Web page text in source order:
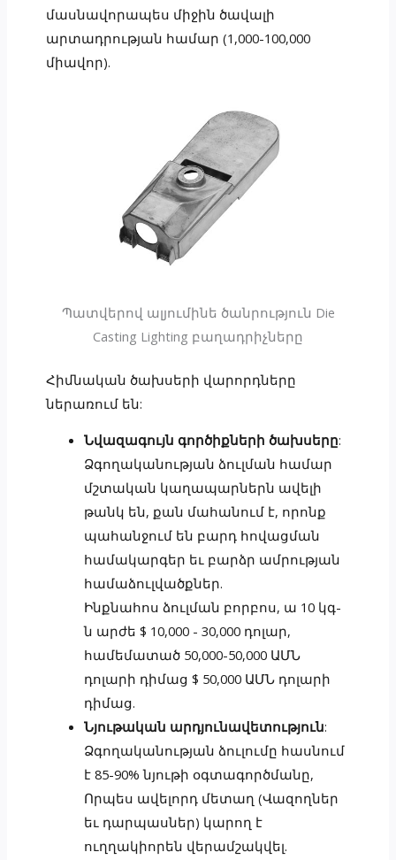
մասնավորապես միջին ծավալի
արտադրության համար (1,000-100,000
միավոր).
Պատվերով ալյումինե ծանրություն Die
Casting Lighting բաղադրիչները
Հիմնական ծախսերի վարորդները
ներառում են:
Նվազագույն գործիքների ծախսերը:
Ձգողականության ձուլման համար
մշտական կաղապարներն ավելի
թանկ են, քան մահանում է, որոնք
պահանջում են բարդ հովացման
համակարգեր եւ բարձր ամրության
համաձուլվածքներ.
Ինքնահոս ձուլման բորբոս, ա 10 կգ-
ն արժե $ 10,000 - 30,000 դոլար,
համեմատած 50,000-50,000 ԱՄՆ
դոլարի դիմաց $ 50,000 ԱՄՆ դոլարի
դիմաց.
Նյութական արդյունավետություն:
Ձգողականության ձուլումը հասնում
է 85-90% նյութի օգտագործմանը,
Որպես ավելորդ մետաղ (Վազողներ
եւ դարպասներ) կարող է
ուղղակիորեն վերամշակվել.